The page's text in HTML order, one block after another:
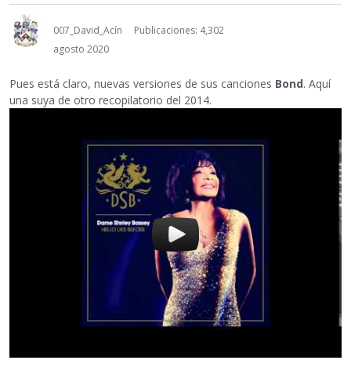
007_David_Acín
Publicaciones: 4,302
agosto 2020
Pues está claro, nuevas versiones de sus canciones Bond. Aquí
una suya de otro recopilatorio del 2014.